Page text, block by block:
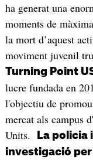
ha generat una
moments de
la mort d’aquest
moviment juvenil
Turning Point
lucre fundada en
l'objectiu de
mercat als campus
Units.
La policia
investigació